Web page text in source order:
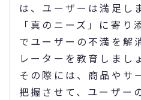
は、ユーザーは満足し
「真のニーズ」に寄り
でユーザーの不満を解
レーターを教育しまし
その際には、商品やサ
把握させて、ユーザー